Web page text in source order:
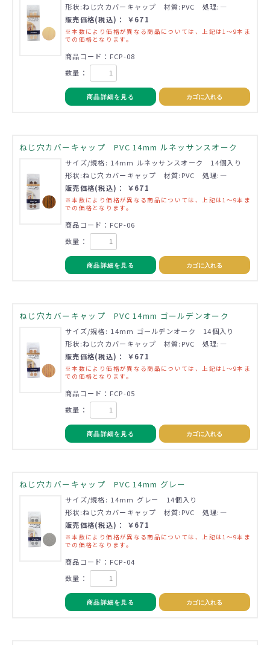
形状:ねじ穴カバーキャップ 材質:PVC 処理:―
販売価格(税込)： ￥671
※本数により価格が異なる商品については、上記は1～9本ま
での価格となります。
商品コード：FCP-08
数量：
商品詳細を見る カゴに入れる
ねじ穴カバーキャップ PVC 14mm ルネッサンスオーク
サイズ/規格: 14mm ルネッサンスオーク 14個入り
形状:ねじ穴カバーキャップ 材質:PVC 処理:―
販売価格(税込)： ￥671
※本数により価格が異なる商品については、上記は1～9本ま
での価格となります。
商品コード：FCP-06
数量：
商品詳細を見る カゴに入れる
ねじ穴カバーキャップ PVC 14mm ゴールデンオーク
サイズ/規格: 14mm ゴールデンオーク 14個入り
形状:ねじ穴カバーキャップ 材質:PVC 処理:―
販売価格(税込)： ￥671
※本数により価格が異なる商品については、上記は1～9本ま
での価格となります。
商品コード：FCP-05
数量：
商品詳細を見る カゴに入れる
ねじ穴カバーキャップ PVC 14mm グレー
サイズ/規格: 14mm グレー 14個入り
形状:ねじ穴カバーキャップ 材質:PVC 処理:―
販売価格(税込)： ￥671
※本数により価格が異なる商品については、上記は1～9本ま
での価格となります。
商品コード：FCP-04
数量：
商品詳細を見る カゴに入れる